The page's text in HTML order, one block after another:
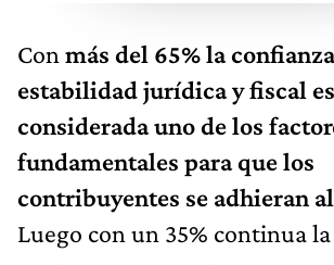
Con más del 65% la
estabilidad jurídica y fiscal es
considerada uno de los
fundamentales para que los
contribuyentes se adhieran
Luego con un 35% continua